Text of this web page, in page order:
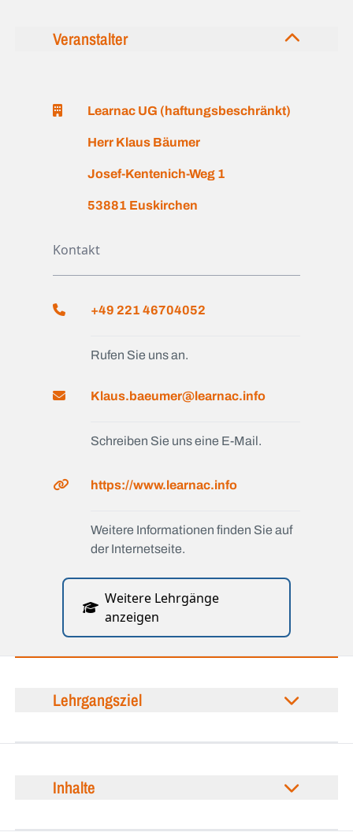
Veranstalter
Learnac UG (haftungsbeschränkt)
Herr Klaus Bäumer
Josef-Kentenich-Weg 1
53881 Euskirchen
Kontakt
+49 221 46704052
Rufen Sie uns an.
Klaus.baeumer@learnac.info
Schreiben Sie uns eine E-Mail.
https://www.learnac.info
Weitere Informationen finden Sie auf
der Internetseite.
Weitere Lehrgänge
anzeigen
Lehrgangsziel
Inhalte